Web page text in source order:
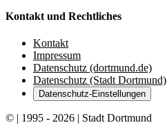
Kontakt und Rechtliches
Kontakt
Impressum
Datenschutz (dortmund.de)
Datenschutz (Stadt Dortmund)
Datenschutz-Einstellungen
© | 1995 - 2026 | Stadt Dortmund